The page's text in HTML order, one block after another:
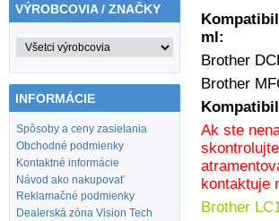
VÝROBCOVIA / ZNAČKY
INFORMÁCIE
Spôsoby a ceny zasielania
Obchodné podmienky
Kontaktné informácie
Návod ako nakupovať
Reklamačné podmienky
Dealerská zóna Vision Tech
ml:
Brother
Brother
Ak ste
kontaktuje
Brother